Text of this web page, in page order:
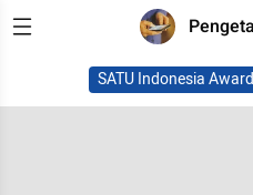
SATU Indonesia